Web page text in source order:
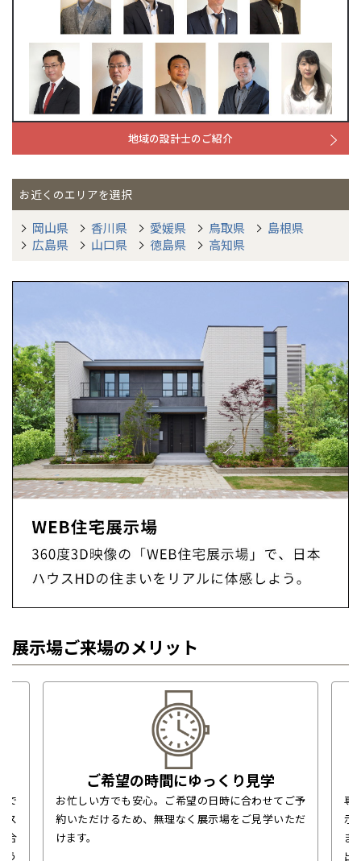
地域の設計士のご紹介
お近くのエリアを選択
岡山県 香川県 愛媛県 鳥取県
島根県
広島県
山口県 徳島県 高知県
展示場ご来場のメリット
で
ス
合
う
ご希望の時間にゆっくり見学
お忙しい方でも安心。ご希望の日時に合わせてご予
約いただけるため、無理なく展示場をご見学いただ
けます。
専
示
ま
出